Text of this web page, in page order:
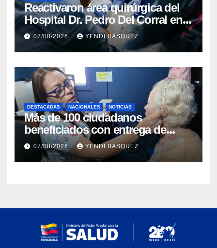
Reactivaron área quirúrgica del
Hospital Dr. Pedro Del Corral en
Guárico
07/08/2026 YENDI BASQUEZ
DESTACADAS NACIONALES NOTICIAS
Más de 100 ciudadanos
beneficiados con entrega de
prótesis auditivas en el Centro de
Rehabilitación J.J. Arvelo
07/08/2026 YENDI BASQUEZ